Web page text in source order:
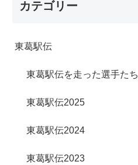
カテゴリー
東葛駅伝
東葛駅伝を走った選手たち
東葛駅伝2025
東葛駅伝2024
東葛駅伝2023